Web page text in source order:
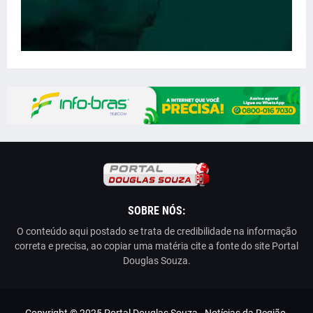
SOBRE NÓS:
O conteúdo aqui postado se trata de credibilidade na informação
correta e precisa, ao copiar uma matéria cite a fonte do site Portal
Douglas Souza.